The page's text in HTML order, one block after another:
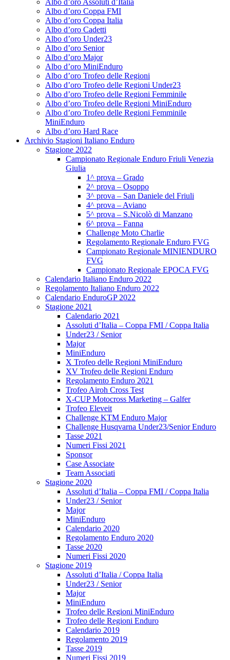
Albo d’oro Coppa FMI
Albo d’oro Coppa Italia
Albo d’oro Cadetti
Albo d’oro Under23
Albo d’oro Senior
Albo d’oro Major
Albo d’oro MiniEnduro
Albo d’oro Trofeo delle Regioni
Albo d’oro Trofeo delle Regioni Under23
Albo d’oro Trofeo delle Regioni Femminile
Albo d’oro Trofeo delle Regioni MiniEnduro
Albo d’oro Trofeo delle Regioni Femminile
MiniEnduro
Albo d’oro Hard Race
Archivio Stagioni Italiano Enduro
Stagione 2022
Campionato Regionale Enduro Friuli Venezia
Giulia
1^ prova – Grado
2^ prova – Osoppo
3^ prova – San Daniele del Friuli
4^ prova – Aviano
5^ prova – S.Nicolò di Manzano
6^ prova – Fanna
Challenge Moto Charlie
Regolamento Regionale Enduro FVG
Campionato Regionale MINIENDURO
FVG
Campionato Regionale EPOCA FVG
Calendario Italiano Enduro 2022
Regolamento Italiano Enduro 2022
Calendario EnduroGP 2022
Stagione 2021
Calendario 2021
Assoluti d’Italia – Coppa FMI / Coppa Italia
Under23 / Senior
Major
MiniEnduro
X Trofeo delle Regioni MiniEnduro
XV Trofeo delle Regioni Enduro
Regolamento Enduro 2021
Trofeo Airoh Cross Test
X-CUP Motocross Marketing – Galfer
Trofeo Eleveit
Challenge KTM Enduro Major
Challenge Husqvarna Under23/Senior Enduro
Tasse 2021
Numeri Fissi 2021
Sponsor
Case Associate
Team Associati
Stagione 2020
Assoluti d’Italia – Coppa FMI / Coppa Italia
Under23 / Senior
Major
MiniEnduro
Calendario 2020
Regolamento Enduro 2020
Tasse 2020
Numeri Fissi 2020
Stagione 2019
Assoluti d’Italia / Coppa Italia
Under23 / Senior
Major
MiniEnduro
Trofeo delle Regioni MiniEnduro
Trofeo delle Regioni Enduro
Calendario 2019
Regolamento 2019
Tasse 2019
Numeri Fissi 2019